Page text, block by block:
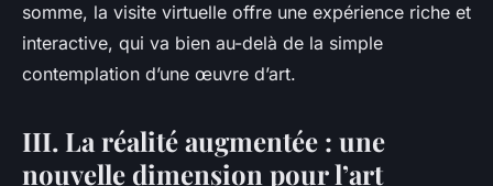
somme, la visite virtuelle offre une expérience riche et
interactive, qui va bien au-delà de la simple
contemplation d’une œuvre d’art.
III. La réalité augmentée : une
nouvelle dimension pour l’art